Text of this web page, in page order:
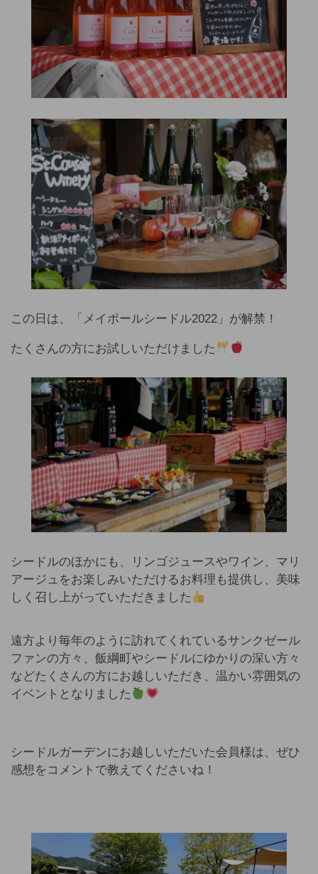
この日は、「メイポールシードル2022」が解禁！
たくさんの方にお試しいただけました
シードルのほかにも、リンゴジュースやワイン、マリ
アージュをお楽しみいただけるお料理も提供し、美味
しく召し上がっていただきました
遠方より毎年のように訪れてくれているサンクゼール
ファンの方々、飯綱町やシードルにゆかりの深い方々
などたくさんの方にお越しいただき、温かい雰囲気の
イベントとなりました
シードルガーデンにお越しいただいた会員様は、ぜひ
感想をコメントで教えてくださいね！